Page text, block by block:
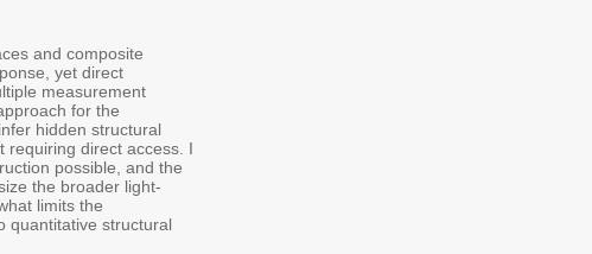
and composite
yet direct
measurement
for the
hidden structural
requiring direct access. I
possible, and the
the broader light-
limits the
quantitative structural